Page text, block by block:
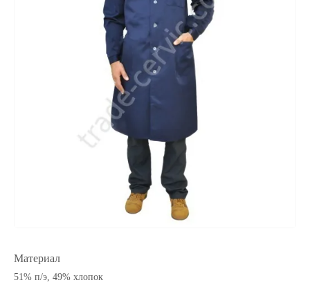
Материал
51% п/э, 49% хлопок